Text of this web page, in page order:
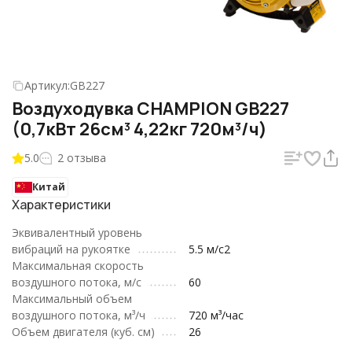
Артикул:GB227
Воздуходувка CHAMPION GB227
(0,7кВт 26см³ 4,22кг 720м³/ч)
5.0 2 отзыва
Китай
Характеристики
Эквивалентный уровень
вибраций на рукоятке
5.5 м/с2
Максимальная скорость
воздушного потока, м/с
60
Максимальный объем
воздушного потока, м³/ч
720 м³/час
Объем двигателя (куб. см)
26